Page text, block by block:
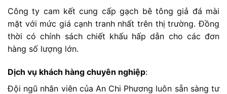
Công ty cam kết cung cấp gạch bê tông giả đá mài
mặt với mức giá cạnh tranh nhất trên thị trường. Đồng
thời có chính sách chiết khấu hấp dẫn cho các đơn
hàng số lượng lớn.
Dịch vụ khách hàng chuyên nghiệp:
Đội ngũ nhân viên của An Chi Phương luôn sẵn sàng tư